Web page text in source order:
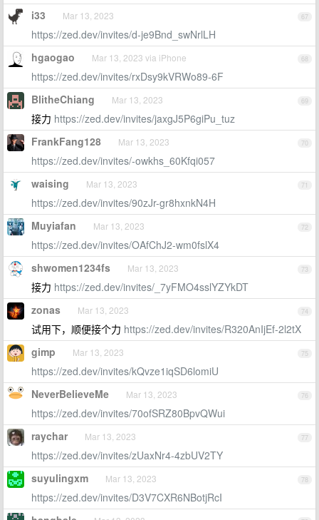
67
i33 Mar 13, 2023
https://zed.dev/invites/d-je9Bnd_swNrlLH
68
hgaogao Mar 13, 2023 via iPhone
https://zed.dev/invites/rxDsy9kVRWo89-6F
69
BlitheChiang Mar 13, 2023
接力 https://zed.dev/invites/jaxgJ5P6giPu_tuz
70
FrankFang128 Mar 13, 2023
https://zed.dev/invites/-owkhs_60Kfqi057
71
waising Mar 13, 2023
https://zed.dev/invites/90zJr-gr8hxnkN4H
72
Muyiafan Mar 13, 2023
https://zed.dev/invites/OAfChJ2-wm0fslX4
73
shwomen1234fs Mar 13, 2023
接力 https://zed.dev/invites/_7yFMO4sslYZYkDT
74
zonas Mar 13, 2023
试用下，顺便接个力 https://zed.dev/invites/R320AnIjEf-2l2tX
75
gimp Mar 13, 2023
https://zed.dev/invites/kQvze1iqSD6lomiU
76
NeverBelieveMe Mar 13, 2023
https://zed.dev/invites/70ofSRZ80BpvQWui
77
raychar Mar 13, 2023
https://zed.dev/invites/zUaxNr4-4zbUV2TY
78
suyulingxm Mar 13, 2023
https://zed.dev/invites/D3V7CXR6NBotjRcI